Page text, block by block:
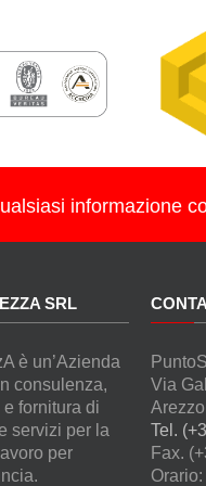
informazione
SRL
è un’Azienda
consulenza,
fornitura di
servizi per la
per
Via
Arezzo
Tel.
Fax.